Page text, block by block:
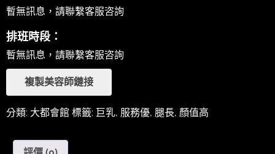
暫無訊息，請聯繫客服咨詢
排班時段：
暫無訊息，請聯繫客服咨詢
複製美容師鏈接
分類: 大都會館 標籤: 巨乳, 服務優, 腿長, 顏值高